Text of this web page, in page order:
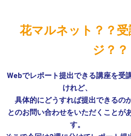
花マルネット？？
ジ？？
Webでレポート提出できる講座を受
けれど、
具体的にどうすれば提出できるの
とのお問い合わせをいただくことが
す。